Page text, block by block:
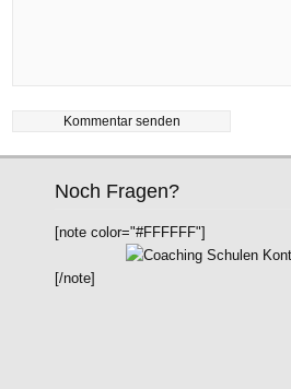
Noch Fragen?
[note color="#FFFFFF"]
[/note]